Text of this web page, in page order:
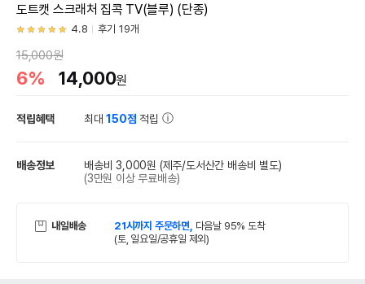
도트캣 스크래처 집콕 TV(블루) (단종)
4.8 후기 19개
15,000원
6% 14,000원
적립혜택 최대150점 적립
배송정보 배송비 3,000원 (제주/도서산간 배송비 별도)
(3만원 이상 무료배송)
내일배송 21시까지 주문하면, 다음날 95% 도착
(토, 일요일/공휴일 제외)